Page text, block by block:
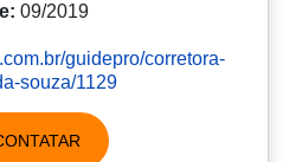
09/2019
guidepro/corretora-
souza/1129